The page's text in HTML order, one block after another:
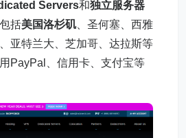
Servers和独立服务器
括美国洛杉矶、圣何塞、西雅
亚特兰大、芝加哥、达拉斯等
PayPal、信用卡、支付宝等